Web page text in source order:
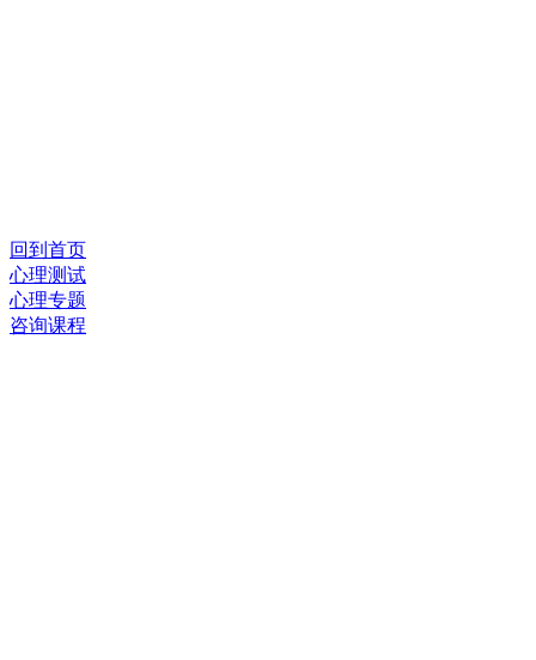
回到首页
心理测试
心理专题
咨询课程